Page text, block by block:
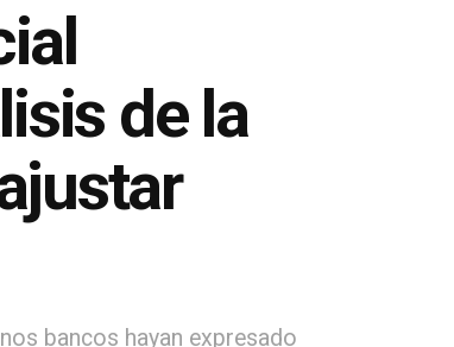
de la
bancos hayan expresado